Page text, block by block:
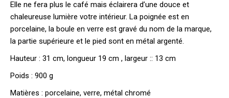
Elle ne fera plus le café mais éclairera d’une douce et
chaleureuse lumière votre intérieur. La poignée est en
porcelaine, la boule en verre est gravé du nom de la marque,
la partie supérieure et le pied sont en métal argenté.
Hauteur : 31 cm, longueur 19 cm , largeur :: 13 cm
Poids : 900 g
Matières : porcelaine, verre, métal chromé